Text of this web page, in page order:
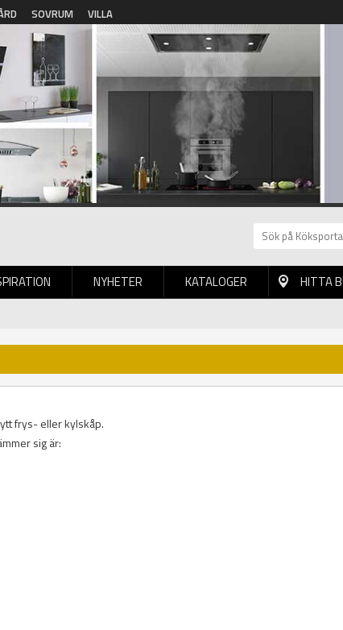
SOVRUM VILLA
NYHETER KATALOGER HITTA
frys- eller kylskåp.
sig är: